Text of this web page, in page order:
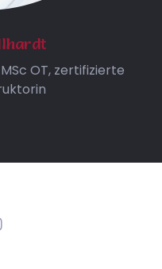
OT, zertifizierte